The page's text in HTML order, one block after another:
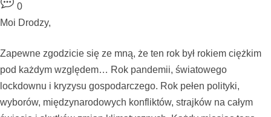
0
Moi Drodzy,
Zapewne zgodzicie się ze mną, że ten rok był rokiem ciężkim
pod każdym względem… Rok pandemii, światowego
lockdownu i kryzysu gospodarczego. Rok pełen polityki,
wyborów, międzynarodowych konfliktów, strajków na całym